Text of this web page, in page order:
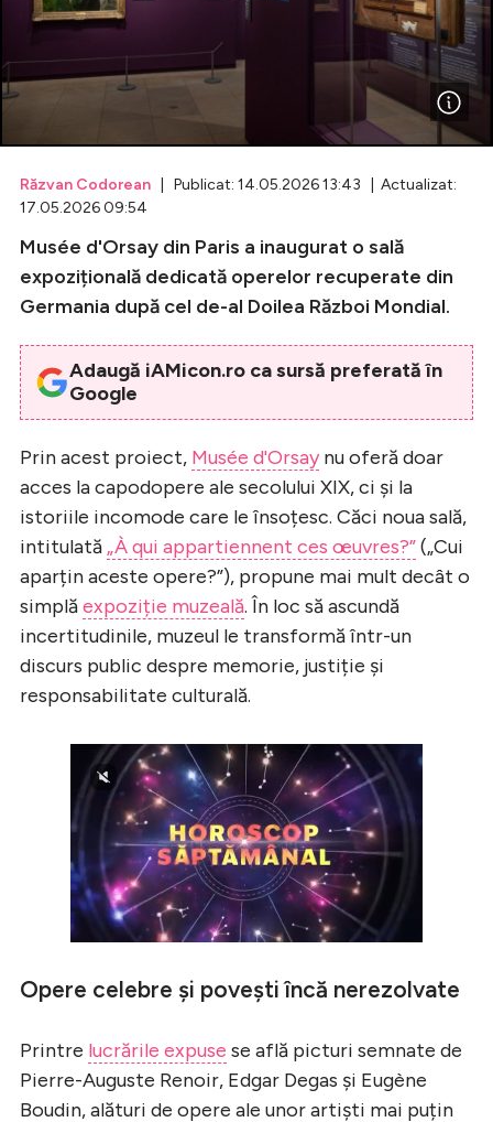
Celebrități
Breaking News
Intră în cont
Creează cont
Răzvan Codorean | Publicat: 14.05.2026 13:43 | Actualizat:
17.05.2026 09:54
Musée d'Orsay din Paris a inaugurat o sală
expozițională dedicată operelor recuperate din
Germania după cel de-al Doilea Război Mondial.
Adaugă iAMicon.ro ca sursă preferată în
Google
Prin acest proiect, Musée d'Orsay nu oferă doar
acces la capodopere ale secolului XIX, ci și la
istoriile incomode care le însoțesc. Căci noua sală,
intitulată „À qui appartiennent ces œuvres?”(„Cui
aparțin aceste opere?”), propune mai mult decât o
simplăexpoziție muzeală. În loc să ascundă
incertitudinile, muzeul le transformă într-un
discurs public despre memorie, justiție și
responsabilitate culturală.
Opere celebre și povești încă nerezolvate
Printre lucrările expuse se află picturi semnate de
Pierre-Auguste Renoir, Edgar Degas și Eugène
Boudin, alături de opere ale unor artiști mai puțin